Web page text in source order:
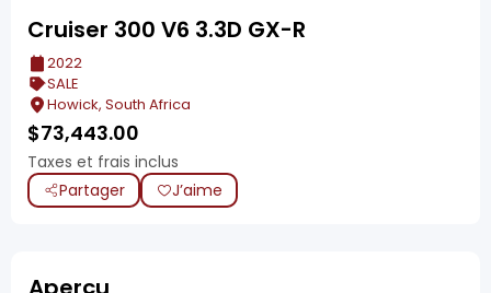
Cruiser 300 V6 3.3D GX-R
2022
SALE
Howick, South Africa
$73,443.00
Taxes et frais inclus
Partager
J’aime